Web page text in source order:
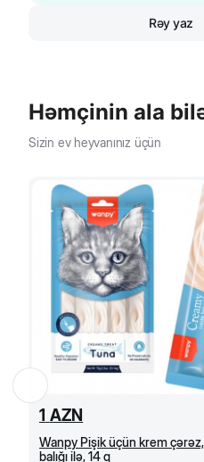
Rəy yaz
Həmçinin ala
Sizin ev heyvanınız üçün
1 AZN
Wanpy Pişik üçün krem
balığı ilə, 14 q